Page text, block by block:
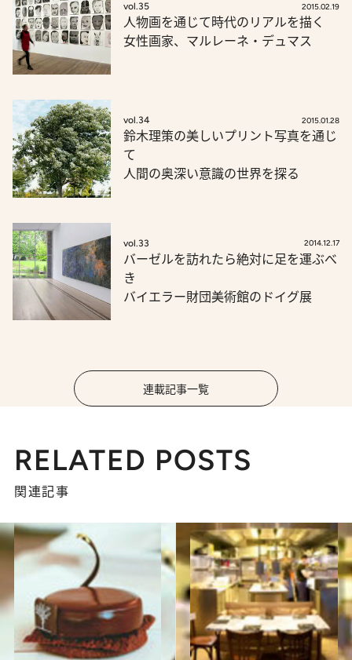
vol.35 2015.02.19
人物画を通じて時代のリアルを描く
女性画家、マルレーネ・デュマス
vol.34 2015.01.28
鈴木理策の美しいプリント写真を通じ
て
人間の奥深い意識の世界を探る
vol.33 2014.12.17
バーゼルを訪れたら絶対に足を運ぶべ
き
バイエラー財団美術館のドイグ展
連載記事一覧
RELATED POSTS
関連記事